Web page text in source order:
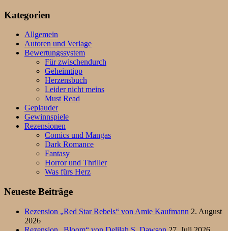
Kategorien
Allgemein
Autoren und Verlage
Bewertungssystem
Für zwischendurch
Geheimtipp
Herzensbuch
Leider nicht meins
Must Read
Geplauder
Gewinnspiele
Rezensionen
Comics und Mangas
Dark Romance
Fantasy
Horror und Thriller
Was fürs Herz
Neueste Beiträge
Rezension „Red Star Rebels“ von Amie Kaufmann 2. August
2026